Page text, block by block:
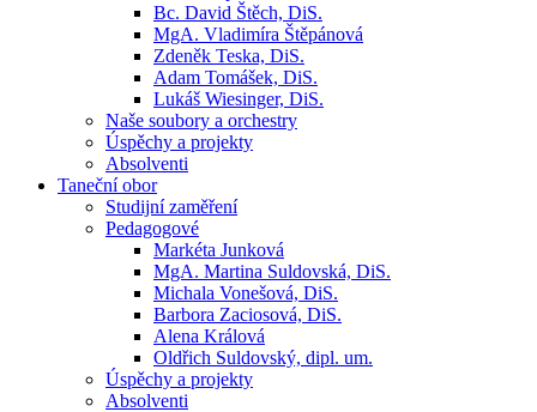
Bc. David Štěch, DiS.
MgA. Vladimíra Štěpánová
Zdeněk Teska, DiS.
Adam Tomášek, DiS.
Lukáš Wiesinger, DiS.
Naše soubory a orchestry
Úspěchy a projekty
Absolventi
Taneční obor
Studijní zaměření
Pedagogové
Markéta Junková
MgA. Martina Suldovská, DiS.
Michala Vonešová, DiS.
Barbora Zaciosová, DiS.
Alena Králová
Oldřich Suldovský, dipl. um.
Úspěchy a projekty
Absolventi